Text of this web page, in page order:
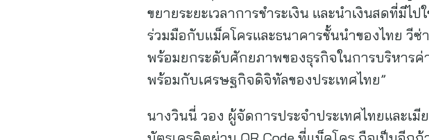
ขยายระยะเวลาการชำระเงิน และนำเงินสดที่มี
ร่วมมือกับแม็คโครและธนาคารชั้นนำของไทย วี
พร้อมยกระดับศักยภาพของธุรกิจในการบริหารค่
พร้อมกับเศรษฐกิจดิจิทัลของประเทศไทย”
นางวินนี่ วอง ผู้จัดการประจำประเทศไทยและเมี